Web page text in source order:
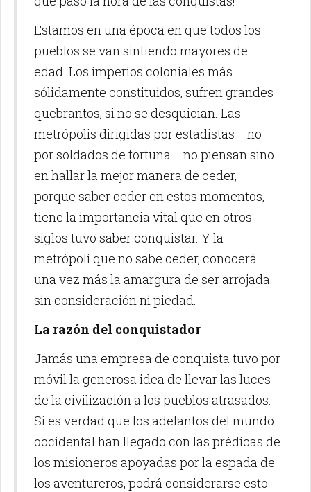
Estamos en una época en que todos los
pueblos se van sintiendo mayores de
edad. Los imperios coloniales más
sólidamente constituidos, sufren grandes
quebrantos, si no se desquician. Las
metrópolis dirigidas por estadistas —no
por soldados de fortuna— no piensan sino
en hallar la mejor manera de ceder,
porque saber ceder en estos momentos,
tiene la importancia vital que en otros
siglos tuvo saber conquistar. Y la
metrópoli que no sabe ceder, conocerá
una vez más la amargura de ser arrojada
sin consideración ni piedad.
La razón del conquistador
Jamás una empresa de conquista tuvo por
móvil la generosa idea de llevar las luces
de la civilización a los pueblos atrasados.
Si es verdad que los adelantos del mundo
occidental han llegado con las prédicas de
los misioneros apoyadas por la espada de
los aventureros, podrá considerarse esto